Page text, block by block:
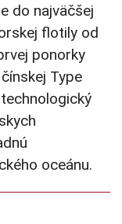
do najväčšej
flotily od
ponorky
Type
oceánu.